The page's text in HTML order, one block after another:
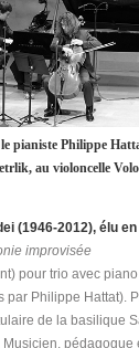
pianiste Philippe
au violoncelle
(1946-2012), élu en
improvisée
pour trio avec piano
par Philippe Hattat).
de la basilique
pédagogue